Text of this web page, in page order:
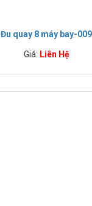
Đu quay 8 máy bay-009
Giá: Liên Hệ